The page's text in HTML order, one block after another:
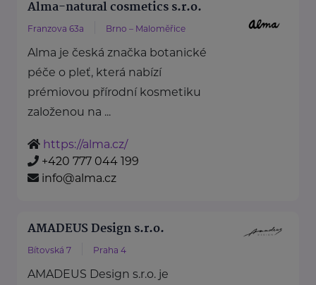
Alma-natural cosmetics s.r.o.
Franzova 63a Brno – Maloměřice
Alma je česká značka botanické
péče o pleť, která nabízí
prémiovou přírodní kosmetiku
založenou na ...
https://alma.cz/
+420 777 044 199
info@alma.cz
AMADEUS Design s.r.o.
Bítovská 7 Praha 4
AMADEUS Design s.r.o. je